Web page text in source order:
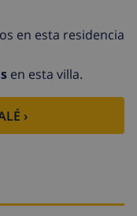
Vista
montañas. El
(Wifi). Plaza
tener en cuenta:
Canigó", amplio,
de Santa
km del mar, en
en esta residencia
en esta villa.
›